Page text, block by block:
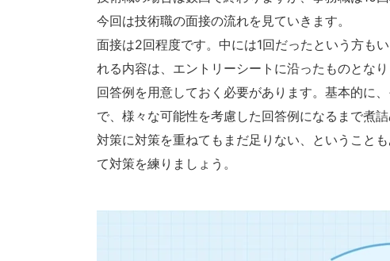
今回は技術職の面接の流れを見ていきます。
面接は2回程度です。中には1回だったという方も
れる内容は、エントリーシートに沿ったものとな
回答例を用意しておく必要があります。基本的に
で、様々な可能性を考慮した回答例になるまで煮詰
対策に対策を重ねてもまだ足りない、ということ
て対策を練りましょう。